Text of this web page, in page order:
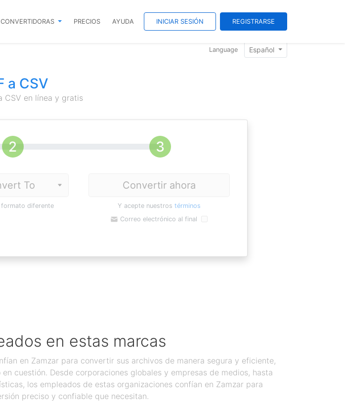
CONVERTIDORAS PRECIOS AYUDA INICIAR SESIÓN REGISTRARSE
Language Español
a CSV
CSV en línea y gratis
formato diferente
Convertir ahora
Y acepte nuestros términos
Correo electrónico al final
en estas marcas
en Zamzar para convertir sus archivos de manera segura y eficiente,
cuestión. Desde corporaciones globales y empresas de medios, hasta
los empleados de estas organizaciones confían en Zamzar para
preciso y confiable que necesitan.